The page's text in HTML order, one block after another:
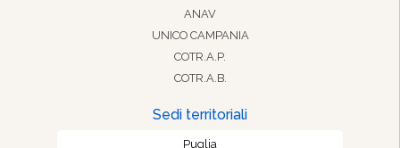
ANAV
UNICO CAMPANIA
COTR.A.P.
COTR.A.B.
Sedi territoriali
Puglia